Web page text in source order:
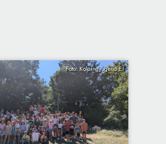
Foto: Kolpingjugend EI